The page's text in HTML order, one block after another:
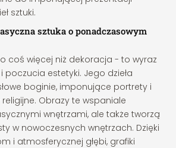
sztuki.
sztuka o ponadczasowym
coś więcej niż dekoracja - to wyraz
poczucia estetyki. Jego dzieła
boginie, imponujące portrety i
Obrazy te wspaniale
wnętrzami, ale także tworzą
w nowoczesnych wnętrzach. Dzięki
i atmosferycznej głębi, grafiki